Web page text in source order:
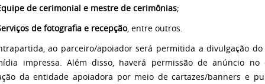
de cerimonial e mestre de cerimônias;
de fotografia e recepção, entre outros.
ao parceiro/apoiador será permitida a divulgação
impressa. Além disso, haverá permissão de anúncio
da entidade apoiadora por meio de cartazes/banners e